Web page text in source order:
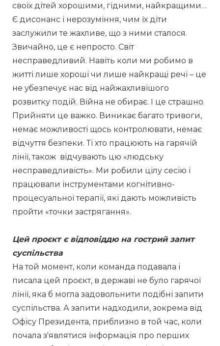
своїх дітей хорошими, гідними, найкращими…
Є дисонанс і нерозуміння, чим їх діти
заслужили те жахливе, що з ними сталося.
Звичайно, це є непросто. Світ
несправедливий. Навіть коли ми робимо в
житті лише хороші чи лише найкращі речі – це
не убезпечує нас від найжахливішого
розвитку подій. Війна не обирає. І це страшно.
Прийняти це важко. Виникає багато тривоги,
немає можливості щось контролювати, немає
відчуття безпеки. Ті хто працюють на гарячій
лінії, також  відчувають цю «людську
несправедливість». Ми робили цілу сесію і
працювали інструментами когнітивно-
процесуальної терапії, які дають можливість
пройти «точки застрягання».
Цей проєкт є відповіддю на гострий запит
суспільства
На той момент, коли команда подавала і
писала цей проєкт, в державі не було гарячої
лінії, яка б могла задовольнити подібні запити
суспільства. А запити надходили, зокрема від
Офісу Президента, приблизно в той час, коли
почала з'являтися інформація про перших